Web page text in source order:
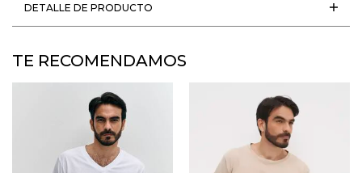
DETALLE DE PRODUCTO
TE RECOMENDAMOS